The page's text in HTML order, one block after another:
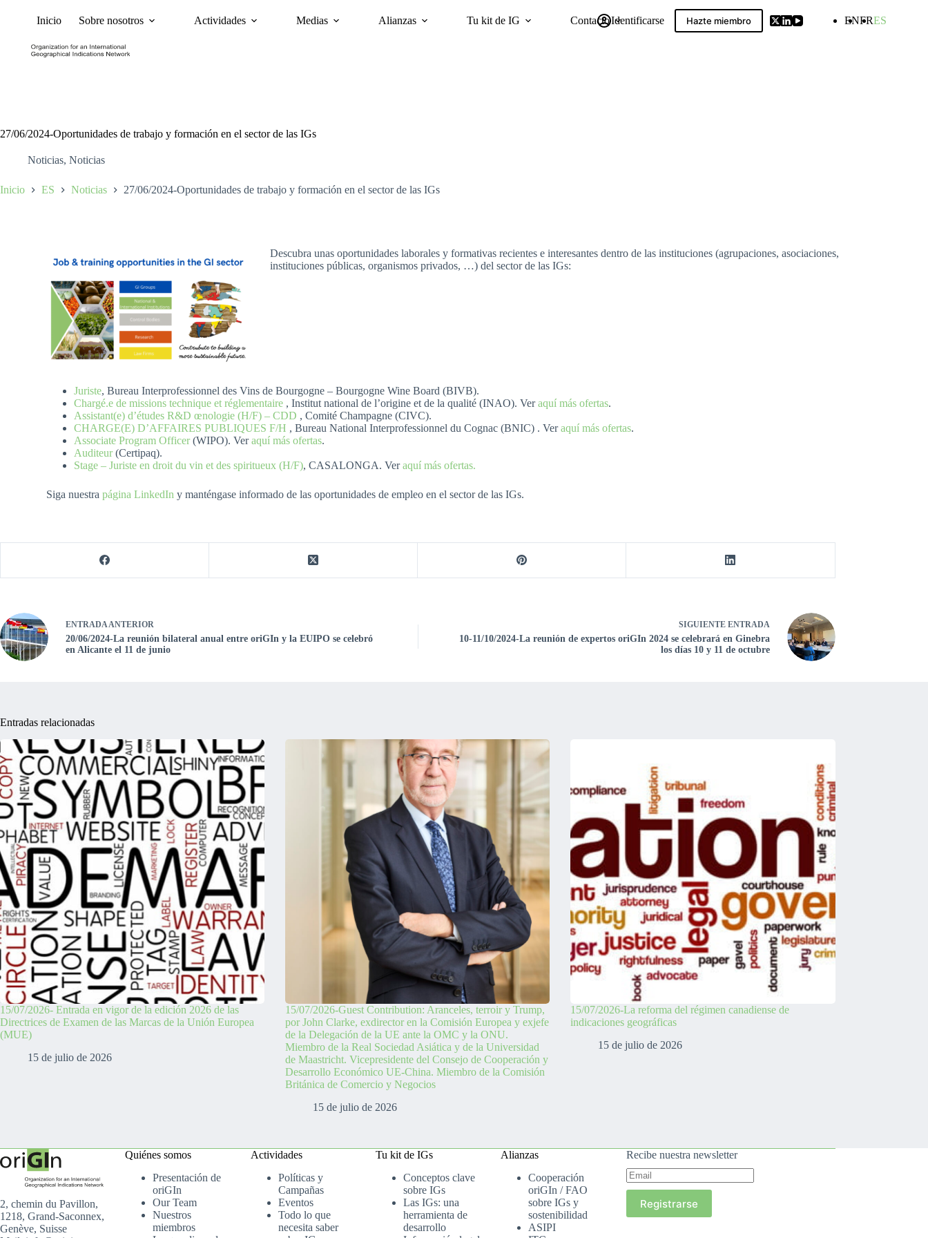
oriGIn Worldwide GIs Compilation
Inicio Sobre nosotros Actividades Medias Alianzas Tu kit de IG ContactoIdentificarse Hazte miembro ENFRES
27/06/2024-Oportunidades de trabajo y formación en el sector de las IGs
Noticias, Noticias
Inicio ES Noticias 27/06/2024-Oportunidades de trabajo y formación en el sector de las IGs
Descubra unas oportunidades laborales y formativas recientes e interesantes dentro de las instituciones (agrupaciones, asociaciones,
instituciones públicas, organismos privados, …) del sector de las IGs:
Juriste, Bureau Interprofessionnel des Vins de Bourgogne – Bourgogne Wine Board (BIVB).
Chargé.e de missions technique et réglementaire , Institut national de l’origine et de la qualité (INAO). Veraquí más ofertas.
Assistant(e) d’études R&D œnologie (H/F) – CDD , Comité Champagne (CIVC).
CHARGE(E) D’AFFAIRES PUBLIQUES F/H , Bureau National Interprofessionnel du Cognac (BNIC) . Veraquí más ofertas.
Associate Program Officer(WIPO). Veraquí más ofertas.
Auditeur(Certipaq).
Stage – Juriste en droit du vin et des spiritueux (H/F), CASALONGA. Veraquí más ofertas.
Siga nuestrapágina LinkedIn y manténgase informado de las oportunidades de empleo en el sector de las IGs.
ENTRADAANTERIOR
20/06/2024-La reunión bilateral anual entre oriGIn y la EUIPO se celebró
en Alicante el 11 de junio
SIGUIENTE ENTRADA
10-11/10/2024-La reunión de expertos oriGIn 2024 se celebrará en Ginebra
los días 10 y 11 de octubre
Entradas relacionadas
15/07/2026- Entrada en vigor de la edición 2026 de las
Directrices de Examen de las Marcas de la Unión Europea
(MUE)
15 de julio de 2026
15/07/2026-Guest Contribution: Aranceles, terroir y Trump,
por John Clarke, exdirector en la Comisión Europea y exjefe
de la Delegación de la UE ante la OMC y la ONU.
Miembro de la Real Sociedad Asiática y de la Universidad
de Maastricht. Vicepresidente del Consejo de Cooperación y
Desarrollo Económico UE-China. Miembro de la Comisión
Británica de Comercio y Negocios
15 de julio de 2026
15/07/2026-La reforma del régimen canadiense de
indicaciones geográficas
15 de julio de 2026
2, chemin du Pavillon,
1218, Grand-Saconnex,
Genève, Suisse
Quiénes somos
Presentación de
oriGIn
Our Team
Nuestros
miembros
Actividades
Políticas y
Campañas
Eventos
Todo lo que
necesita saber
Tu kit de IGs
Conceptos clave
sobre IGs
Las IGs: una
herramienta de
desarrollo
Alianzas
Cooperación
oriGIn / FAO
sobre IGs y
sostenibilidad
ASIPI
Recibe nuestra newsletter
Registrarse